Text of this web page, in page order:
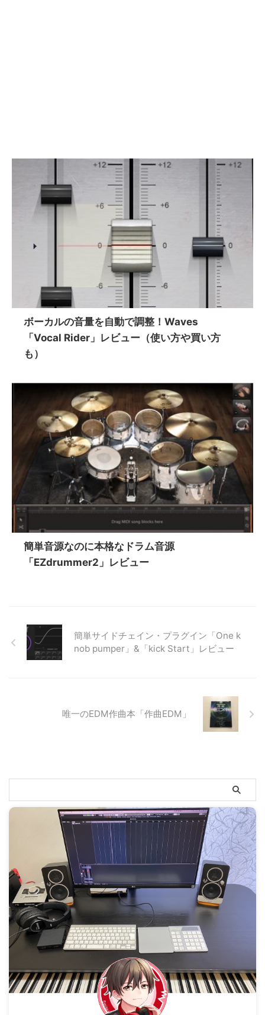
ボーカルの音量を自動で調整！Waves
「Vocal Rider」レビュー（使い方や買い方
も）
簡単音源なのに本格なドラム音源
「EZdrummer2」レビュー
簡単サイドチェイン・プラグイン「One k
nob pumper」&「kick Start」レビュー
唯一のEDM作曲本「作曲EDM」